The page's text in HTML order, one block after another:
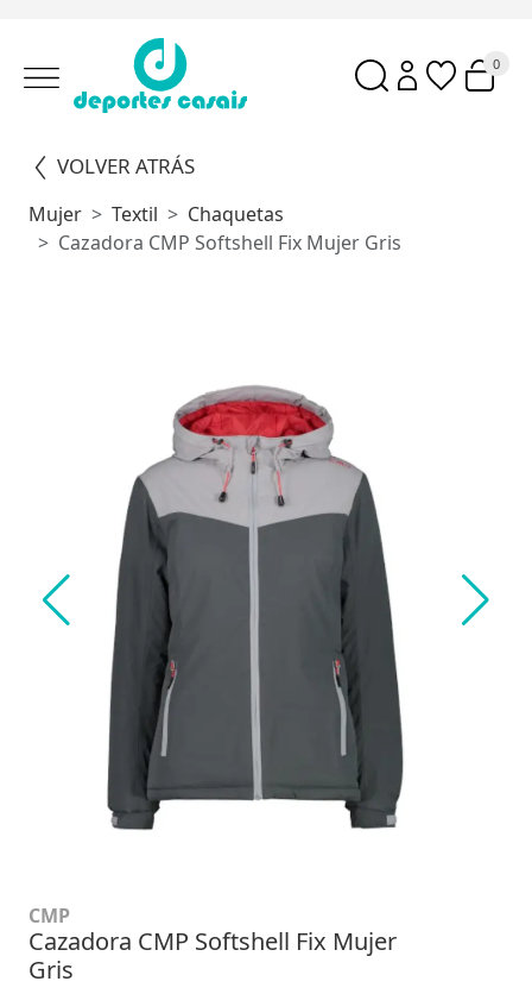
0
VOLVER ATRÁS
Mujer Textil
Chaquetas
Cazadora CMP Softshell Fix Mujer Gris
CMP
Cazadora CMP Softshell Fix Mujer
Gris